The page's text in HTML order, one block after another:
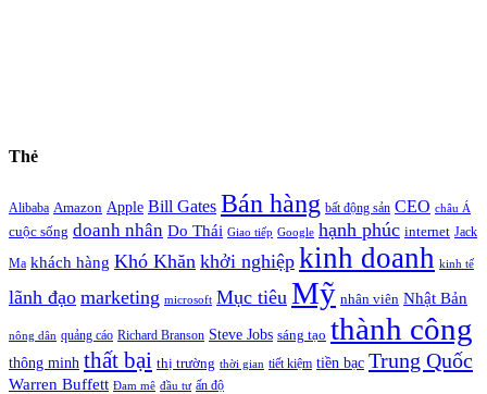
Thẻ
Alibaba Amazon Apple Bill Gates Bán hàng bất động sản CEO châu Á
cuộc sống doanh nhân Do Thái Giao tiếp Google hạnh phúc internet Jack
Ma khách hàng Khó Khăn khởi nghiệp kinh doanh kinh tế
lãnh đạo marketing microsoft Mục tiêu Mỹ nhân viên Nhật Bản
nông dân quảng cáo Richard Branson Steve Jobs sáng tạo thành công
thông minh thất bại thị trường thời gian tiết kiệm tiền bạc Trung Quốc
Warren Buffett Đam mê đầu tư ấn độ